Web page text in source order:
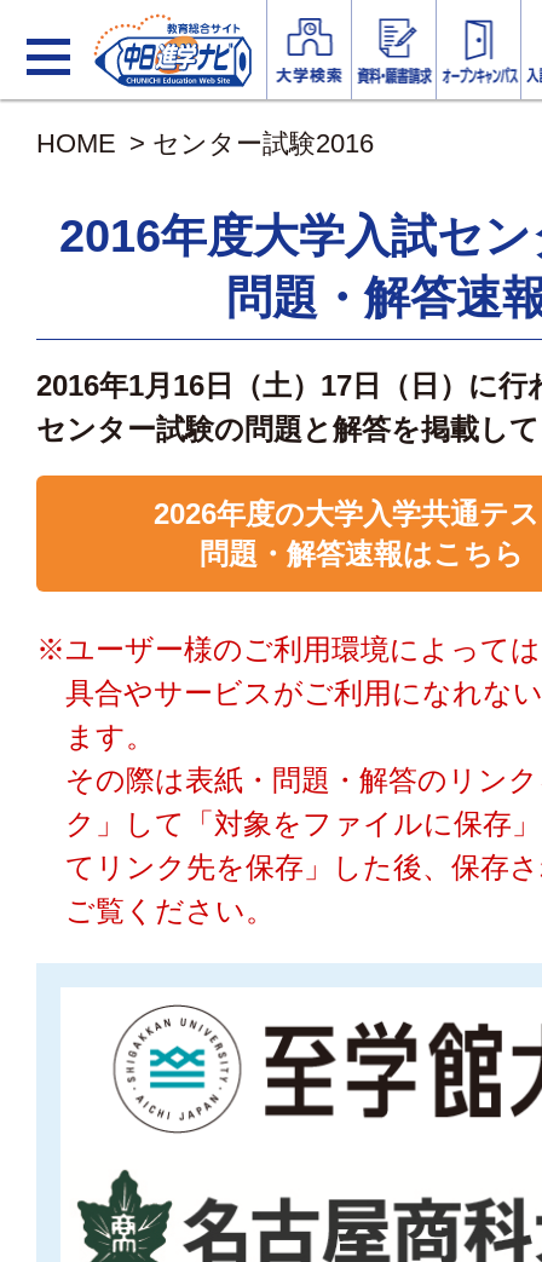
HOME > センター試験2016
2016年度大学入試セ
問題・解答速
2016年1月16日（土）17日（日）に行
センター試験の問題と解答を掲載し
2026年度の大学入学共通テ
問題・解答速報はこちら
※ユーザー様のご利用環境によって
具合やサービスがご利用になれな
ます。
その際は表紙・問題・解答のリン
ク」して「対象をファイルに保存
てリンク先を保存」した後、保存
ご覧ください。